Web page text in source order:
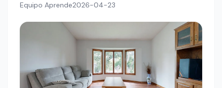
Equipo Aprende2026-04-23